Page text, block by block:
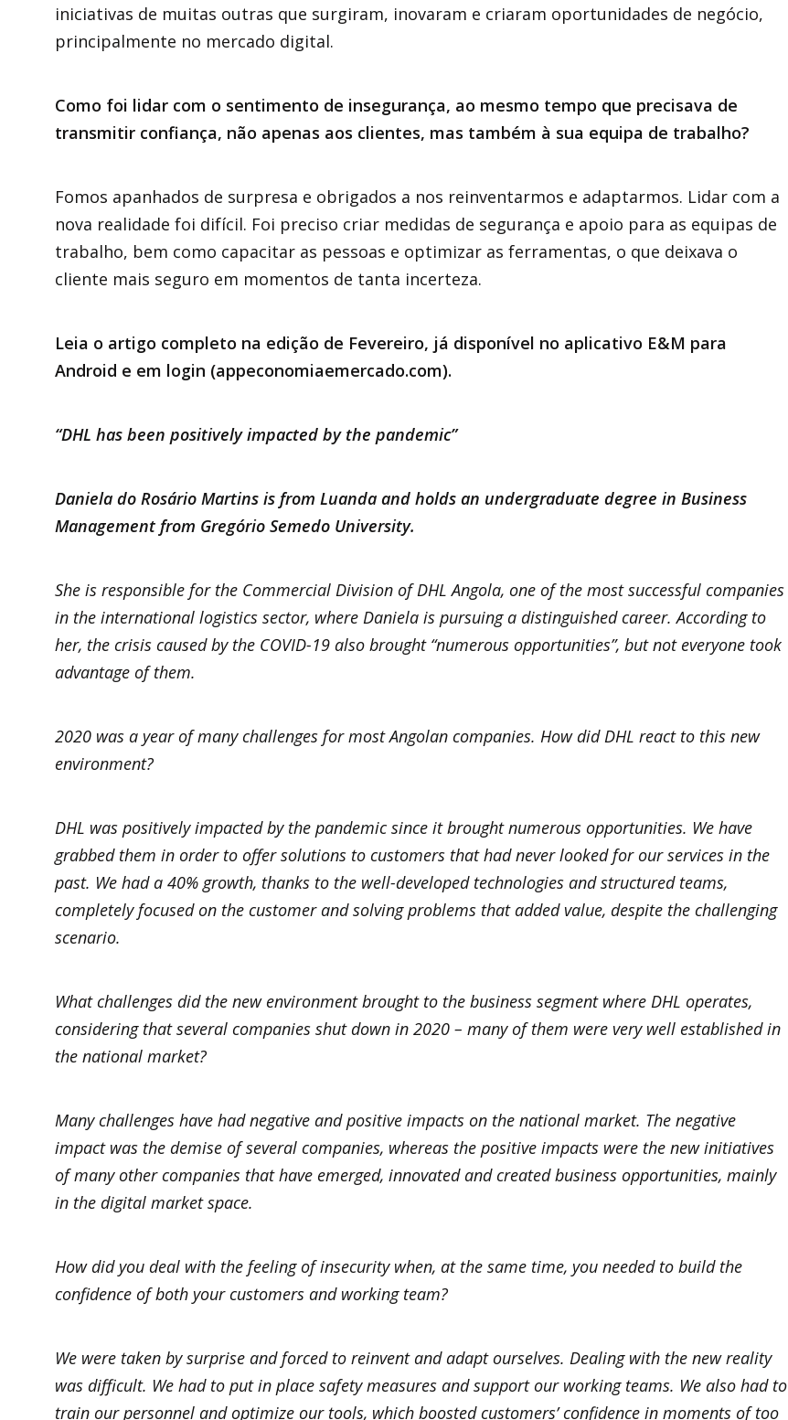
iniciativas de muitas outras que surgiram, inovaram e criaram oportunidades de negócio,
principalmente no mercado digital.
Como foi lidar com o sentimento de insegurança, ao mesmo tempo que precisava de
transmitir confiança, não apenas aos clientes, mas também à sua equipa de trabalho?
Fomos apanhados de surpresa e obrigados a nos reinventarmos e adaptarmos. Lidar com a
nova realidade foi difícil. Foi preciso criar medidas de segurança e apoio para as equipas de
trabalho, bem como capacitar as pessoas e optimizar as ferramentas, o que deixava o
cliente mais seguro em momentos de tanta incerteza.
Leia o artigo completo na edição de Fevereiro, já disponível no aplicativo E&M para
Android e em login (appeconomiaemercado.com).
“DHL has been positively impacted by the pandemic”
Daniela do Rosário Martins is from Luanda and holds an undergraduate degree in Business
Management from Gregório Semedo University.
She is responsible for the Commercial Division of DHL Angola, one of the most successful companies
in the international logistics sector, where Daniela is pursuing a distinguished career. According to
her, the crisis caused by the COVID-19 also brought “numerous opportunities”, but not everyone took
advantage of them.
2020 was a year of many challenges for most Angolan companies. How did DHL react to this new
environment?
DHL was positively impacted by the pandemic since it brought numerous opportunities. We have
grabbed them in order to offer solutions to customers that had never looked for our services in the
past. We had a 40% growth, thanks to the well-developed technologies and structured teams,
completely focused on the customer and solving problems that added value, despite the challenging
scenario.
What challenges did the new environment brought to the business segment where DHL operates,
considering that several companies shut down in 2020 – many of them were very well established in
the national market?
Many challenges have had negative and positive impacts on the national market. The negative
impact was the demise of several companies, whereas the positive impacts were the new initiatives
of many other companies that have emerged, innovated and created business opportunities, mainly
in the digital market space.
How did you deal with the feeling of insecurity when, at the same time, you needed to build the
confidence of both your customers and working team?
We were taken by surprise and forced to reinvent and adapt ourselves. Dealing with the new reality
was difficult. We had to put in place safety measures and support our working teams. We also had to
train our personnel and optimize our tools, which boosted customers’ confidence in moments of too